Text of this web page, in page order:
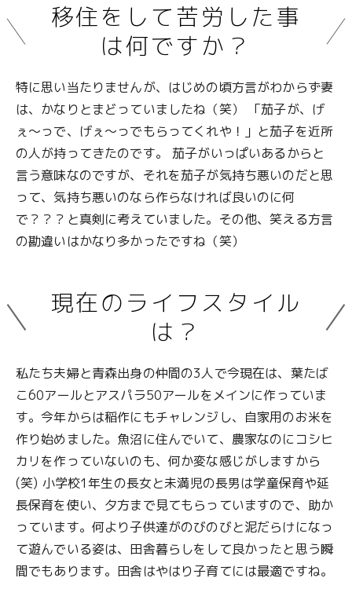
移住をして苦労した事
は何ですか？
特に思い当たりませんが、はじめの頃方言がわからず妻
は、かなりとまどっていましたね（笑） 「茄子が、げ
ぇ～っで、げぇ～っでもらってくれや！」と茄子を近所
の人が持ってきたのです。 茄子がいっぱいあるからと
言う意味なのですが、それを茄子が気持ち悪いのだと思
って、気持ち悪いのなら作らなければ良いのに何
で？？？と真剣に考えていました。その他、笑える方言
の勘違いはかなり多かったですね（笑）
現在のライフスタイル
は？
私たち夫婦と青森出身の仲間の3人で今現在は、葉たば
こ60アールとアスパラ50アールをメインに作っていま
す。今年からは稲作にもチャレンジし、自家用のお米を
作り始めました。魚沼に住んでいて、農家なのにコシヒ
カリを作っていないのも、何か変な感じがしますから
(笑) 小学校1年生の長女と未満児の長男は学童保育や延
長保育を使い、夕方まで見てもらっていますので、助か
っています。何より子供達がのびのびと泥だらけになっ
て遊んでいる姿は、田舎暮らしをして良かったと思う瞬
間でもあります。田舎はやはり子育てには最適ですね。